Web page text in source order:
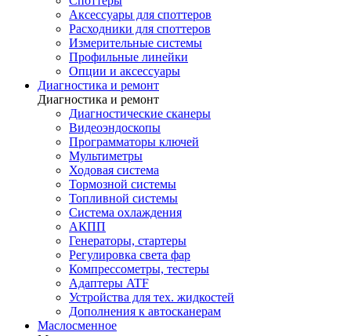
Аксессуары для споттеров
Расходники для споттеров
Измерительные системы
Профильные линейки
Опции и аксессуары
Диагностика и ремонт
Диагностика и ремонт
Диагностические сканеры
Видеоэндоскопы
Программаторы ключей
Мультиметры
Ходовая система
Тормозной системы
Топливной системы
Система охлаждения
АКПП
Генераторы, стартеры
Регулировка света фар
Компрессометры, тестеры
Адаптеры ATF
Устройства для тех. жидкостей
Дополнения к автосканерам
Маслосменное